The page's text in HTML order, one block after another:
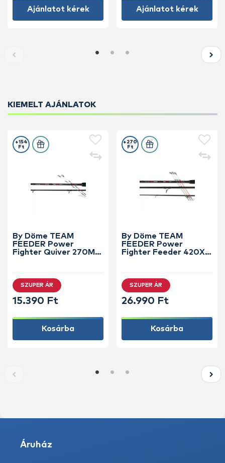
Ajánlatot kérek Ajánlatot kérek
KIEMELT AJÁNLATOK
By Döme TEAM
FEEDER Power
Fighter Quiver 270M
+154
Ft
SZUPER ÁR
15.390 Ft
Kosárba
By Döme TEAM
FEEDER Power
Fighter Feeder 420XH
+270
Ft
SZUPER ÁR
26.990 Ft
Kosárba
Áruház